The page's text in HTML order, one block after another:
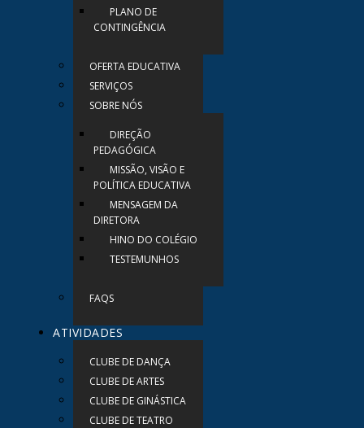
PLANO DE
CONTINGÊNCIA
OFERTA EDUCATIVA
SERVIÇOS
SOBRE NÓS
DIREÇÃO
PEDAGÓGICA
MISSÃO, VISÃO E
POLÍTICA EDUCATIVA
MENSAGEM DA
DIRETORA
HINO DO COLÉGIO
TESTEMUNHOS
FAQS
ATIVIDADES
CLUBE DE DANÇA
CLUBE DE ARTES
CLUBE DE GINÁSTICA
CLUBE DE TEATRO